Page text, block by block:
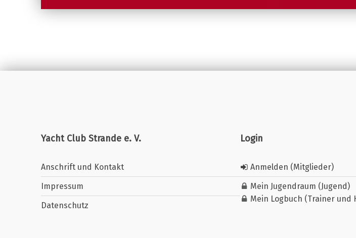
Yacht Club Strande e. V.
Anschrift und Kontakt
Impressum
Datenschutz
Login
Anmelden (Mitglieder)
Mein Jugendraum (Jugend)
Mein Logbuch (Trainer und